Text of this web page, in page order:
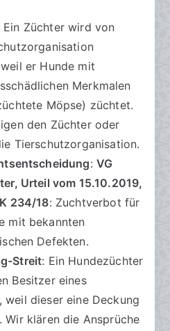
Ein Züchter wird von
er Hunde mit
Merkmalen
Möpse) züchtet.
den Züchter oder
Tierschutzorganisation.
: VG
Urteil vom 15.10.2019,
234/18: Zuchtverbot für
mit bekannten
Defekten.
Streit: Ein Hundezüchter
Besitzer eines
weil dieser eine Deckung
Wir klären die Ansprüche